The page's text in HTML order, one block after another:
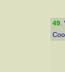
49.